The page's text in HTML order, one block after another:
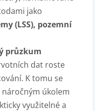
jako
(LSS), pozemní
průzkum
dat roste
K tomu se
úkolem
využitelné a